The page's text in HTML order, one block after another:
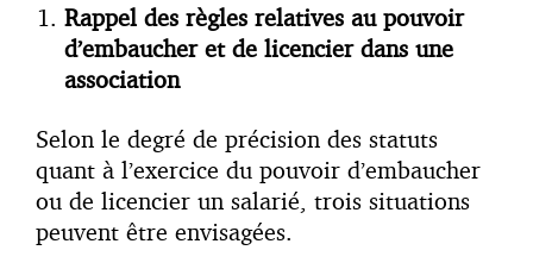
Rappel des règles relatives au pouvoir
d’embaucher et de licencier dans une
association
Selon le degré de précision des statuts
quant à l’exercice du pouvoir d’embaucher
ou de licencier un salarié, trois situations
peuvent être envisagées.